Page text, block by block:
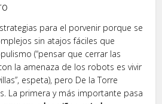
para el porvenir porque se
sin atajos fáciles que
(“pensar que cerrar las
la amenaza de los robots es vivir
espeta), pero De la Torre
La primera y más importante pasa